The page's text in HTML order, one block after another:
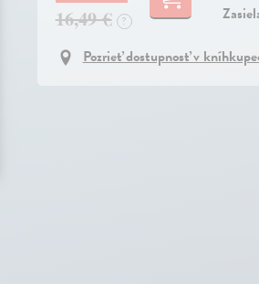
16,49 € ?
Pozrieť dostupnosť v